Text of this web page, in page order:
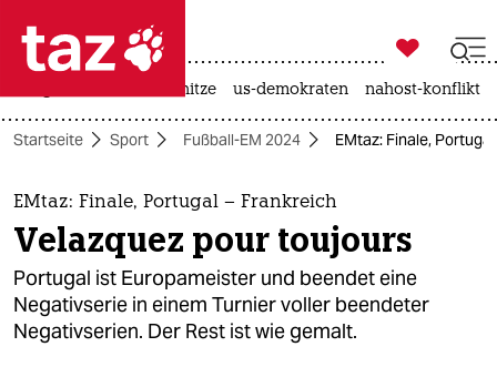
 taz zahl ich
taz zahl ich
themen
politik
öko
gesellschaft

taz zahl ich
hitze us-demokraten nahost-konflikt
Startseite Sport Fußball-EM 2024 EMtaz: Finale,
EMtaz: Finale, Portugal – Frankreich
Velazquez pour toujours
Portugal ist Europameister und beendet eine
Negativserie in einem Turnier voller beendeter
Negativserien. Der Rest ist wie gemalt.